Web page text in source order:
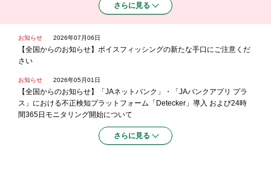
さらに見る
お知らせ 2026年07月06日
【全国からのお知らせ】ボイスフィッシングの新たな手口にご注意くだ
さい
お知らせ 2026年05月01日
【全国からのお知らせ】「JAネットバンク」・「JAバンクアプリ プラ
ス」における不正検知プラットフォーム「Detecker」導入 および24時
間365日モニタリング開始について
さらに見る